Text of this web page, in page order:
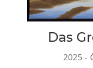
Das
2025 -